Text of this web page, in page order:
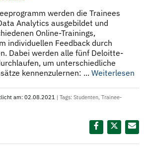
werden die Trainees
Analytics ausgebildet und
Online-Trainings,
individuellen Feedback durch
Dabei werden alle fünf Deloitte-
um unterschiedliche
kennenzulernen: ... Weiterlesen
am: 02.08.2021 | Tags: Studenten, Trainee-